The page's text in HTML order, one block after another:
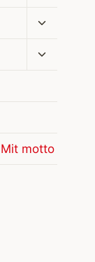
Skift
Skift
motto